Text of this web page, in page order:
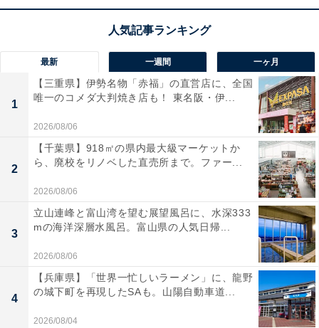
JVCケンウッドのサウンドバー「TH-WD05-T」には以下
のような口コミが寄せられています。
ウッドコーンの温かみのある音質が素晴らしくて映
画や音楽に没頭できます
役者のセリフやニュースの声がくっきりと聞き取り
やすくなり大満足です
Dolby Atmosの立体音響のおかげで音に包まれるよ
うな臨場感を味わえます
最新 一週間 一ヶ月
1
【三重県】伊勢名物「赤福」の直営店に、全国
唯一のコメダ大判焼き店も！ 東名阪・伊...
2026/08/06
2
【千葉県】918㎡の県内最大級マーケットか
ら、廃校をリノベした直売所まで。ファー...
2026/08/06
3
立山連峰と富山湾を望む展望風呂に、水深333
mの海洋深層水風呂。富山県の人気日帰...
2026/08/06
4
【兵庫県】「世界一忙しいラーメン」に、龍野
の城下町を再現したSAも。山陽自動車道...
2026/08/04